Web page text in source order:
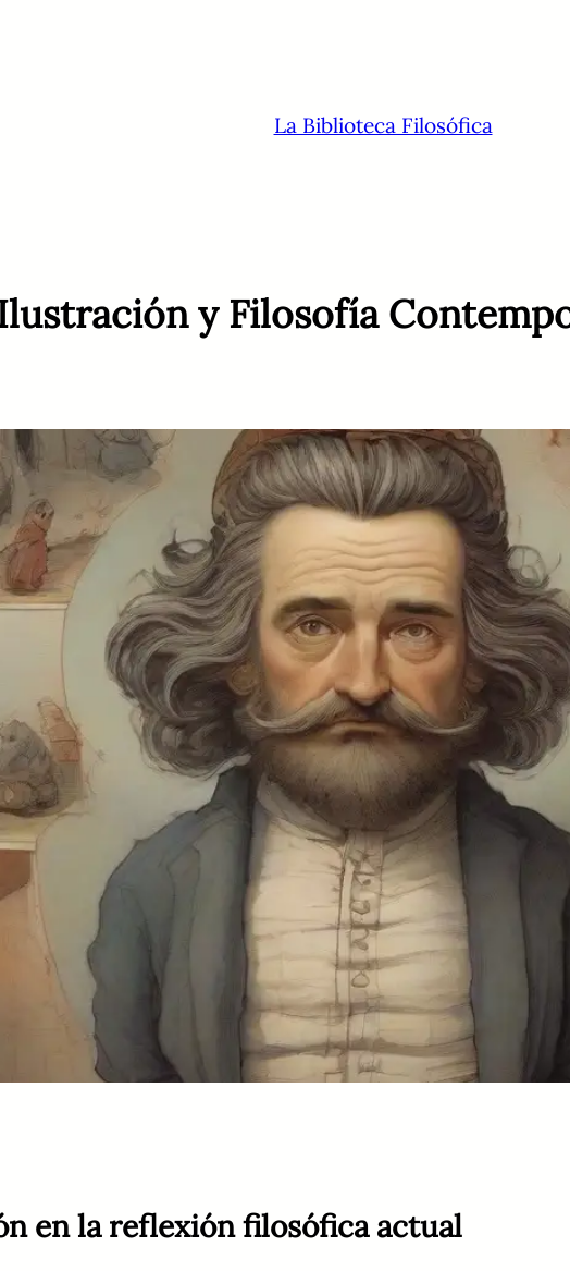
La Biblioteca Filosófica
y Filosofía
en la reflexión filosófica actual